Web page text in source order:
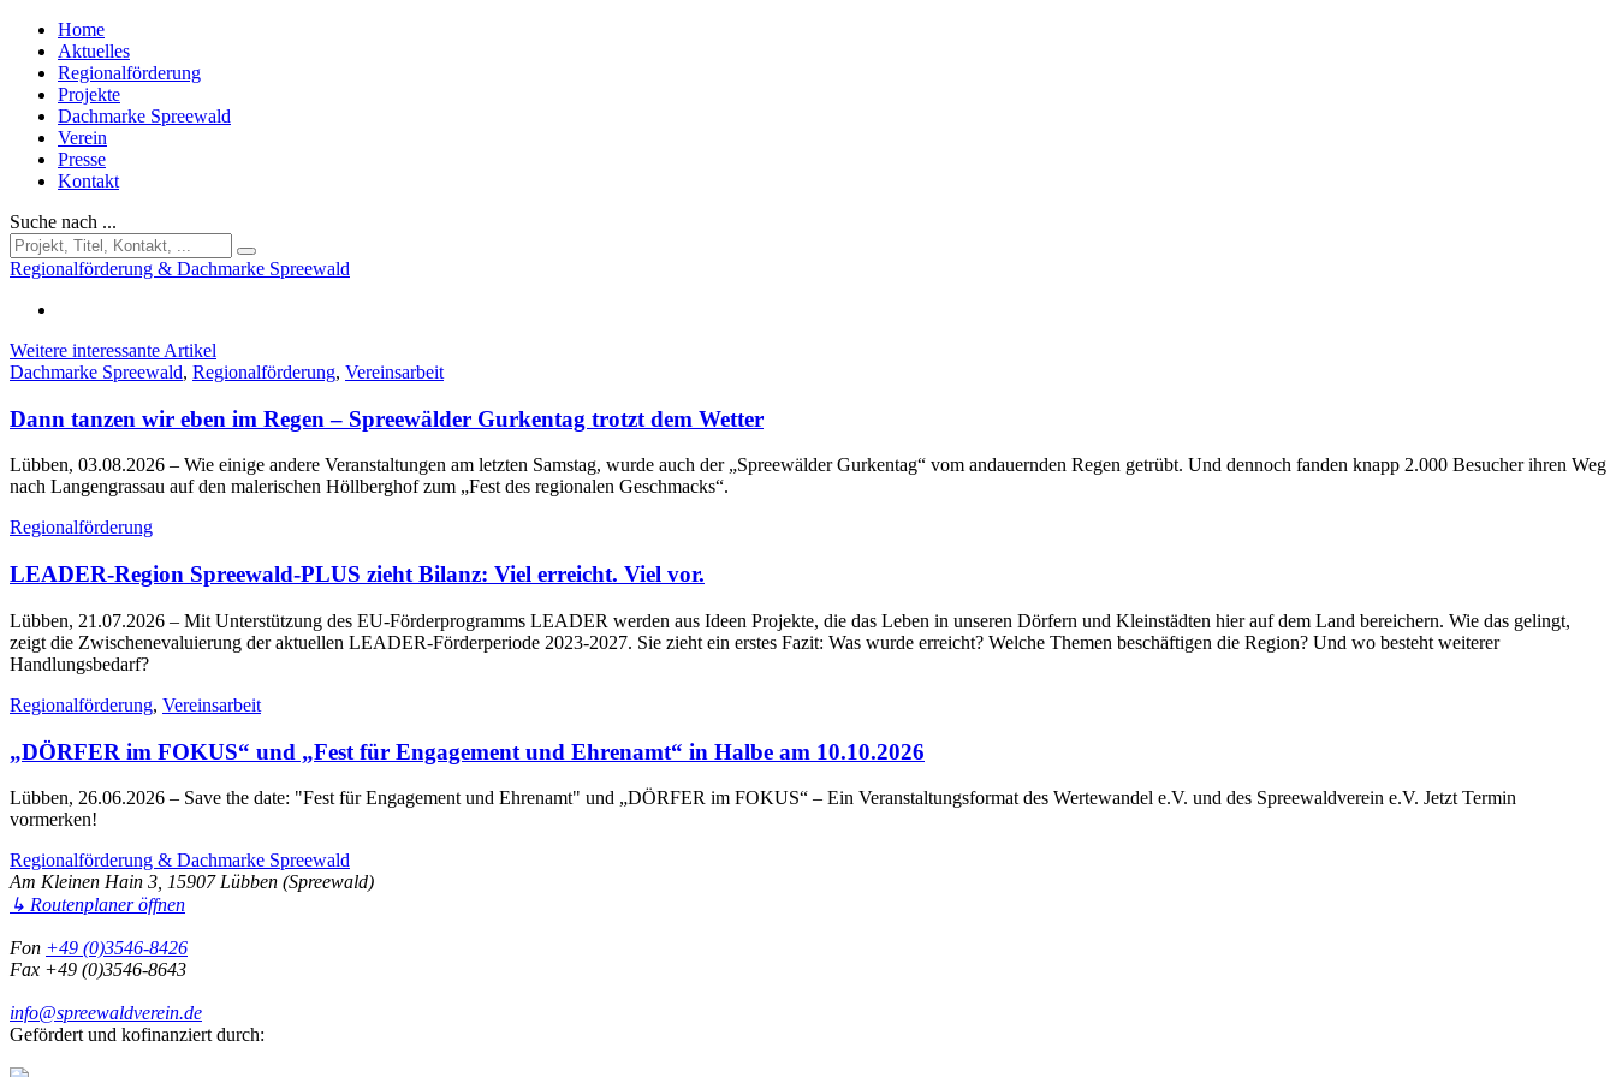
Home
Aktuelles
Regionalförderung
Projekte
Dachmarke Spreewald
Verein
Presse
Kontakt
Suche nach ...
Regionalförderung & Dachmarke Spreewald
Weitere interessante Artikel
Dachmarke Spreewald, Regionalförderung, Vereinsarbeit
Dann tanzen wir eben im Regen – Spreewälder Gurkentag trotzt dem Wetter
Lübben, 03.08.2026 – Wie einige andere Veranstaltungen am letzten Samstag, wurde auch der „Spreewälder Gurkentag“ vom andauernden Regen getrübt. Und dennoch fanden knapp 2.000 Besucher ihren Weg
nach Langengrassau auf den malerischen Höllberghof zum „Fest des regionalen Geschmacks“.
Regionalförderung
LEADER-Region Spreewald-PLUS zieht Bilanz: Viel erreicht. Viel vor.
Lübben, 21.07.2026 – Mit Unterstützung des EU-Förderprogramms LEADER werden aus Ideen Projekte, die das Leben in unseren Dörfern und Kleinstädten hier auf dem Land bereichern. Wie das gelingt,
zeigt die Zwischenevaluierung der aktuellen LEADER-Förderperiode 2023-2027. Sie zieht ein erstes Fazit: Was wurde erreicht? Welche Themen beschäftigen die Region? Und wo besteht weiterer
Handlungsbedarf?
Regionalförderung, Vereinsarbeit
„DÖRFER im FOKUS“ und „Fest für Engagement und Ehrenamt“ in Halbe am 10.10.2026
Lübben, 26.06.2026 – Save the date: "Fest für Engagement und Ehrenamt" und „DÖRFER im FOKUS“ – Ein Veranstaltungsformat des Wertewandel e.V. und des Spreewaldverein e.V. Jetzt Termin
vormerken!
Regionalförderung & Dachmarke Spreewald
Am Kleinen Hain 3, 15907 Lübben (Spreewald)
↳ Routenplaner öffnen
Fon +49 (0)3546-8426
Fax +49 (0)3546-8643
info@spreewaldverein.de
Gefördert und kofinanziert durch: